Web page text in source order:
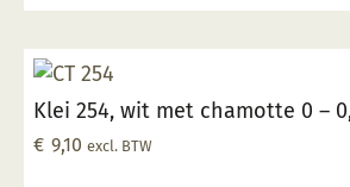
Klei 254, wit met chamotte 0 –
€ 9,10 excl. BTW